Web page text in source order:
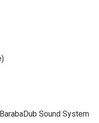
Sound System